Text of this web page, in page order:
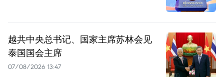
越共中央总书记、国家主席苏林会见
泰国国会主席
07/08/2026 13:47